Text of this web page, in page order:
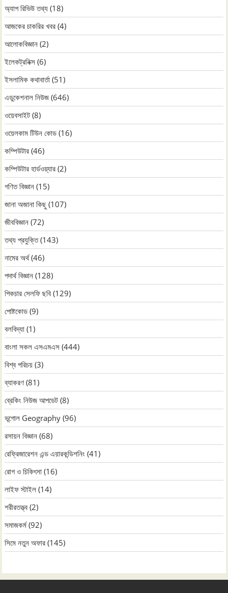
অ্যাপ রিভিউ তথ্য (18)
আজকের চাকরির খবর (4)
আলোকবিজ্ঞান (2)
ইলেকট্রনিক্স (6)
ইসলামিক কথাবার্তা (51)
এডুকেশনাল নিউজ (646)
ওয়েবসাইট (8)
ওয়েলকাম টিউন কোড (16)
কম্পিউটার (46)
কম্পিউটার হার্ডওয়্যার (2)
গণিত বিজ্ঞান (15)
জানা অজানা কিছু (107)
জীববিজ্ঞান (72)
তথ্য প্রযুক্তি(143)
নামের অর্থ(46)
পদার্থ বিজ্ঞান (128)
পিকচার সেলফি ছবি (129)
পোষ্টকোড (9)
বলবিদ্যা (1)
বাংলা সকল এসএমএস (444)
বিশ্ব পরিচয় (3)
ব্যাকরণ (81)
ব্রেকিং নিউজ আপডেট (8)
ভূগোল Geography (96)
রসায়ন বিজ্ঞান (68)
রেফ্রিজারেশন এন্ড এয়ারকন্ডিশনিং (41)
রোগ ও চিকিৎসা (16)
লাইফ স্টাইল (14)
শরীরতত্ত্ব (2)
সমাজকর্ম(92)
সিমে নতুন ‍অফার (145)